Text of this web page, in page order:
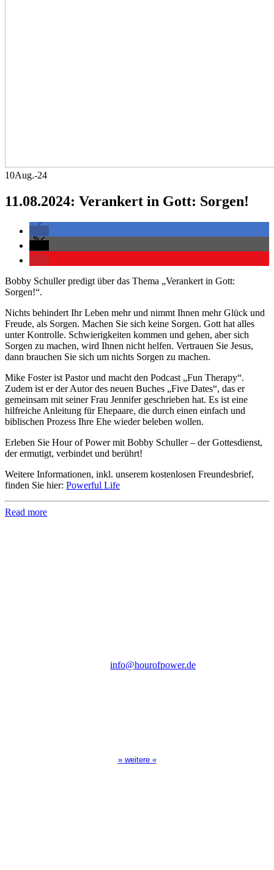
10Aug.-24
11.08.2024: Verankert in Gott: Sorgen!
Bobby Schuller predigt über das Thema „Verankert in Gott:
Sorgen!“.
Nichts behindert Ihr Leben mehr und nimmt Ihnen mehr Glück und
Freude, als Sorgen. Machen Sie sich keine Sorgen. Gott hat alles
unter Kontrolle. Schwierigkeiten kommen und gehen, aber sich
Sorgen zu machen, wird Ihnen nicht helfen. Vertrauen Sie Jesus,
dann brauchen Sie sich um nichts Sorgen zu machen.
Mike Foster ist Pastor und macht den Podcast „Fun Therapy“.
Zudem ist er der Autor des neuen Buches „Five Dates“, das er
gemeinsam mit seiner Frau Jennifer geschrieben hat. Es ist eine
hilfreiche Anleitung für Ehepaare, die durch einen einfach und
biblischen Prozess Ihre Ehe wieder beleben wollen.
Erleben Sie Hour of Power mit Bobby Schuller – der Gottesdienst,
der ermutigt, verbindet und berührt!
Weitere Informationen, inkl. unserem kostenlosen Freundesbrief,
finden Sie hier: Powerful Life
Read more
info@hourofpower.de
» weitere «